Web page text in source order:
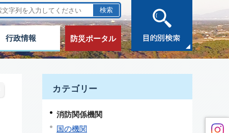
行政情報 防災ポータル
カテゴリー
消防関係機関
国の機関